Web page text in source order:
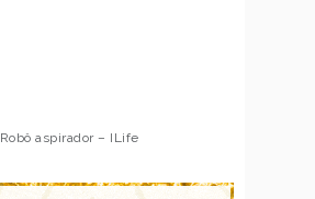
Robô aspirador – ILife